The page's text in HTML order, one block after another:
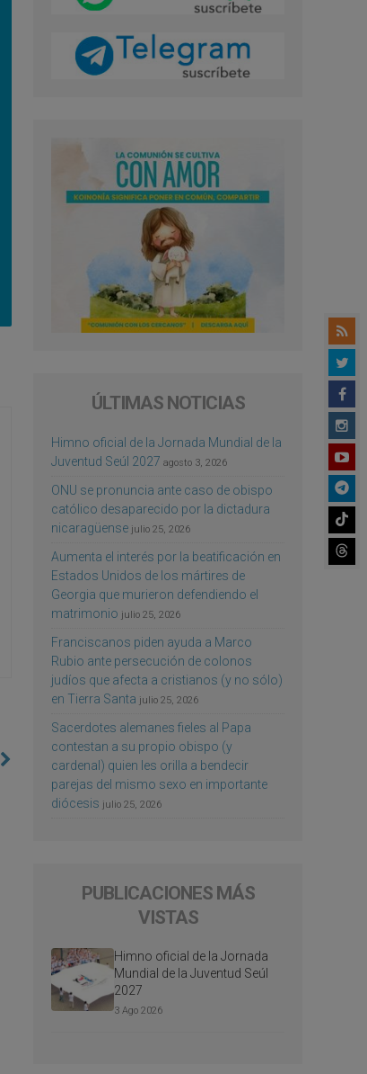
ÚLTIMAS NOTICIAS
Himno oficial de la Jornada Mundial de la
Juventud Seúl 2027 agosto 3, 2026
ONU se pronuncia ante caso de obispo
católico desaparecido por la dictadura
nicaragüense julio 25, 2026
Aumenta el interés por la beatificación en
Estados Unidos de los mártires de
Georgia que murieron defendiendo el
matrimonio julio 25, 2026
Franciscanos piden ayuda a Marco
Rubio ante persecución de colonos
judíos que afecta a cristianos (y no sólo)
en Tierra Santa julio 25, 2026
Sacerdotes alemanes fieles al Papa
contestan a su propio obispo (y
cardenal) quien les orilla a bendecir
parejas del mismo sexo en importante
diócesis julio 25, 2026
PUBLICACIONES MÁS
VISTAS
Himno oficial de la Jornada
Mundial de la Juventud Seúl
2027
3 Ago 2026